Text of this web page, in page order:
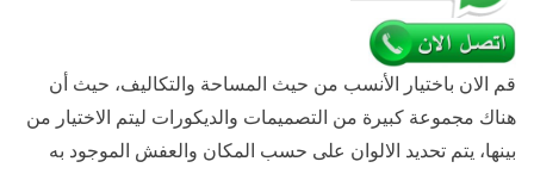
قم الان باختيار الأنسب من حيث المساحة والتكاليف، حيث أن
هناك مجموعة كبيرة من التصميمات والديكورات ليتم الاختيار من
بينها، يتم تحديد الالوان على حسب المكان والعفش الموجود به